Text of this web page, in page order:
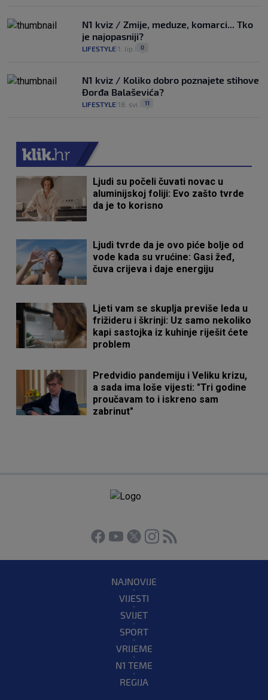
N1 kviz / Zmije, meduze, komarci... Tko
je najopasniji?
LIFESTYLE 1. lip. 0
N1 kviz / Koliko dobro poznajete stihove
Đorđa Balaševića?
LIFESTYLE 18. svi. 11
Ljudi su počeli čuvati novac u
aluminijskoj foliji: Evo zašto tvrde
da je to korisno
Ljudi tvrde da je ovo piće bolje od
vode kada su vrućine: Gasi žeđ,
čuva crijeva i daje energiju
Ljeti vam se skuplja previše leda u
frižideru i škrinji: Uz samo nekoliko
kapi sastojka iz kuhinje riješit ćete
problem
Predvidio pandemiju i Veliku krizu,
a sada ima loše vijesti: "Tri godine
proučavam to i iskreno sam
zabrinut"
NAJNOVIJE
VIJESTI
SVIJET
SPORT
VRIJEME
N1 TEME
REGIJA